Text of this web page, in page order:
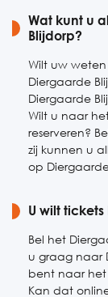
Zaterdag
Wat kunt u
Blijdorp?
Wilt uw
Diergaarde
Diergaarde
Wilt u naar
reserveren?
zij kunnen u
op
U wilt
Bel het
u graag naar
bent naar het
Kan dat